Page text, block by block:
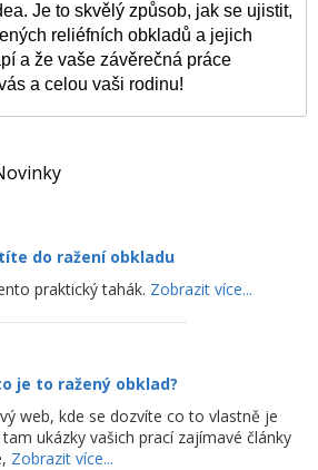
do ražení obkladu
praktický tahák. Zobrazit více...
je to ražený obklad?
web, kde se dozvíte co to vlastně je
ukázky vašich prací zajímavé články
Zobrazit více...
Je to skvělý způsob, jak se ujistit,
reliéfních obkladů a jejich
a že vaše závěrečná práce
a celou vaši rodinu!